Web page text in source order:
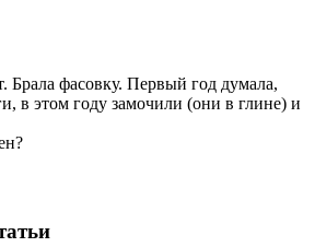
Брала фасовку. Первый год думала,
в этом году замочили (они в глине) и